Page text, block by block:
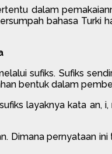
dalam
bahasa Turki
sufiks. Sufiks
bentuk dalam
layaknya kata an,
pernyataan